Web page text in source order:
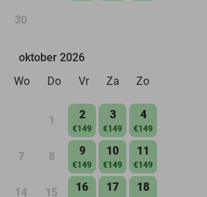
30
oktober 2026
Wo Do Vr Za Zo
1 2
€149
3
€149
4
€149
7 8 9
€149
10
€149
11
€149
14 15 16 17 18